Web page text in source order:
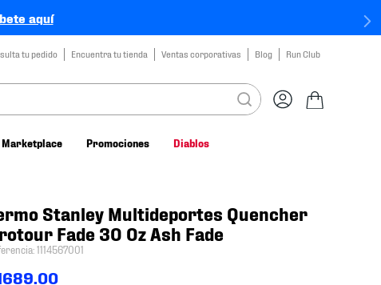
aquí
tu pedido Encuentra tu tienda Ventas corporativas Blog Run Club
Marketplace Promociones Diablos
Stanley Multideportes Quencher
Fade 30 Oz Ash Fade
:1114567001
.00